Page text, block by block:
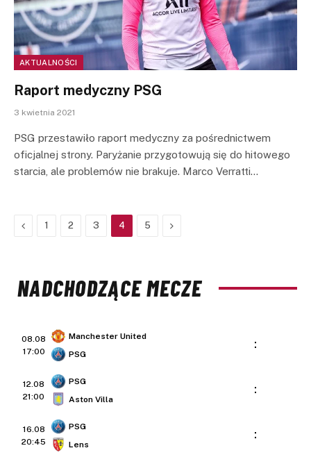
AKTUALNOŚCI
Raport medyczny PSG
3 kwietnia 2021
PSG przestawiło raport medyczny za pośrednictwem
oficjalnej strony. Paryżanie przygotowują się do hitowego
starcia, ale problemów nie brakuje. Marco Verratti…
Previous
1 2 3 4 5 Next
NADCHODZĄCE MECZE
08.08
17:00
Manchester United
PSG
:
12.08
21:00
PSG
Aston Villa
:
16.08
20:45
PSG
Lens
: